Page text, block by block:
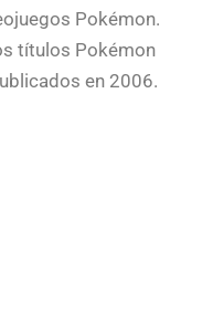
Pokémon.
títulos Pokémon
en 2006.